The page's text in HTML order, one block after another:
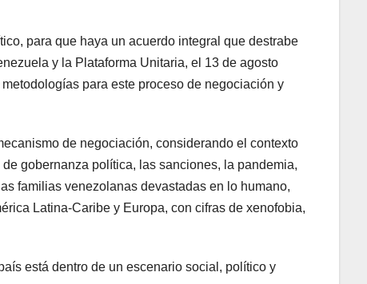
para que haya un acuerdo integral que destrabe
y la Plataforma Unitaria, el 13 de agosto
para este proceso de negociación y
de negociación, considerando el contexto
gobernanza política, las sanciones, la pandemia,
familias venezolanas devastadas en lo humano,
Latina-Caribe y Europa, con cifras de xenofobia,
está dentro de un escenario social, político y